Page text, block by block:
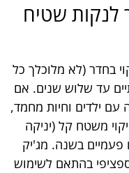
שטיח
בחדר (לא מלוכלך כל
עד שלוש שנים. אם
עם ילדים וחיות מחמד,
משטח קל (יניקה
פעמיים בשנה. מג'יק
בהתאם לשימוש